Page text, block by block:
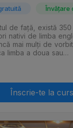
Învățare
de faţă, există
nativi de limba
mai mulţi de
limba a doua sau…
Înscrie-te la curs